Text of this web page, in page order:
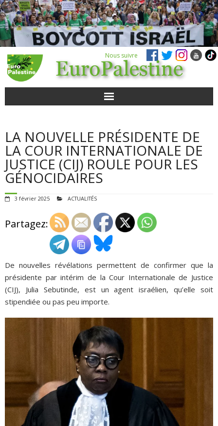
Nous suivre
POUR AGIR
AGENDA
QUI SOMMES-NOUS ?
ADHÉSIONS, DONS, CONTACT
LA NOUVELLE PRÉSIDENTE DE
LA COUR INTERNATIONALE DE
JUSTICE (CIJ) ROULE POUR LES
GÉNOCIDAIRES
3 février 2025 ACTUALITÉS
Partagez:
De nouvelles révélations permettent de confirmer que la
présidente par intérim de la Cour Internationale de Justice
(CIJ), Julia Sebutinde, est un agent israélien, qu’elle soit
stipendiée ou pas peu importe.